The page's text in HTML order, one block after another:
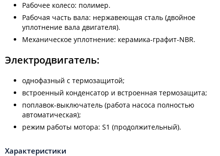
Рабочее колесо: полимер.
Рабочая часть вала: нержавеющая сталь (двойное
уплотнение вала двигателя).
Механическое уплотнение: керамика-графит-NBR.
Электродвигатель:
однофазный с термозащитой;
встроенный конденсатор и встроенная термозащита;
поплавок-выключатель (работа насоса полностью
автоматическая);
режим работы мотора: S1 (продолжительный).
Характеристики